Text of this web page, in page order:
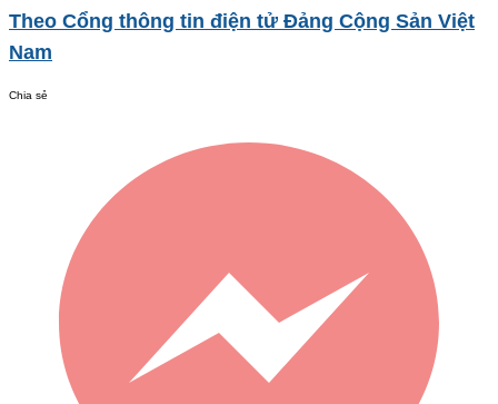
Theo Cổng thông tin điện tử Đảng Cộng Sản Việt
Nam
Chia sẻ